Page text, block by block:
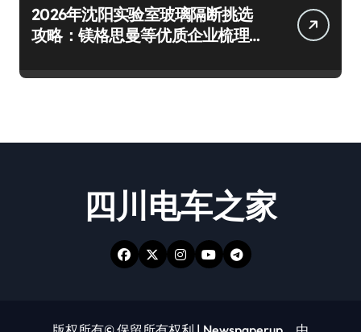
2026年沈阳实验室玻璃隔断挑选
攻略：镁格思曼等优质企业梳理
四川电车之家